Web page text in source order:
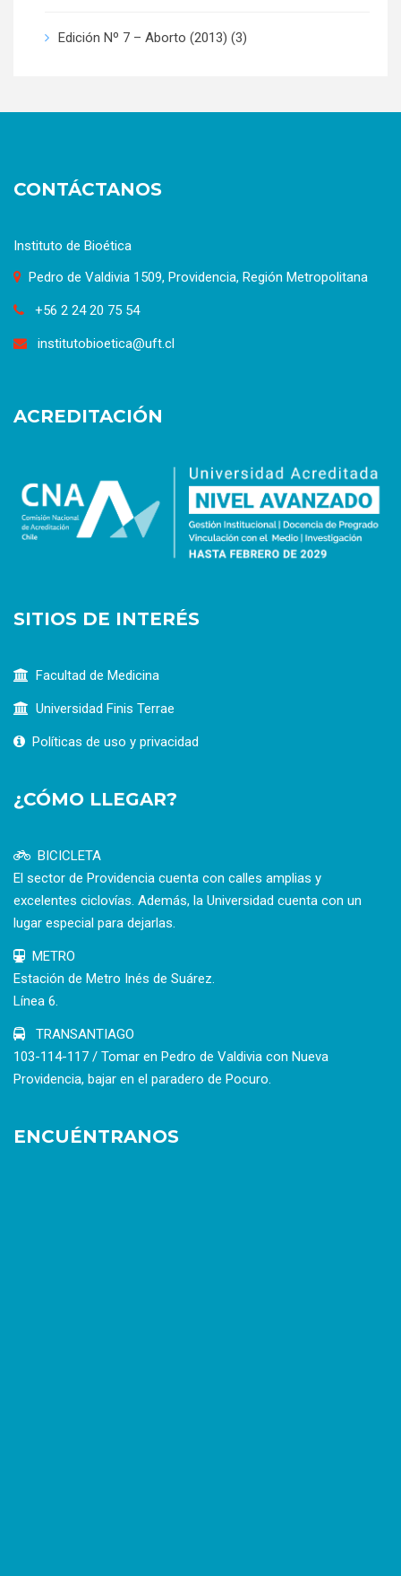
Edición Nº 7 – Aborto (2013) (3)
CONTÁCTANOS
Instituto de Bioética
Pedro de Valdivia 1509, Providencia, Región Metropolitana
+56 2 24 20 75 54
institutobioetica@uft.cl
ACREDITACIÓN
SITIOS DE INTERÉS
Facultad de Medicina
Universidad Finis Terrae
Políticas de uso y privacidad
¿CÓMO LLEGAR?
BICICLETA
El sector de Providencia cuenta con calles amplias y
excelentes ciclovías. Además, la Universidad cuenta con un
lugar especial para dejarlas.
METRO
Estación de Metro Inés de Suárez.
Línea 6.
TRANSANTIAGO
103-114-117 / Tomar en Pedro de Valdivia con Nueva
Providencia, bajar en el paradero de Pocuro.
ENCUÉNTRANOS